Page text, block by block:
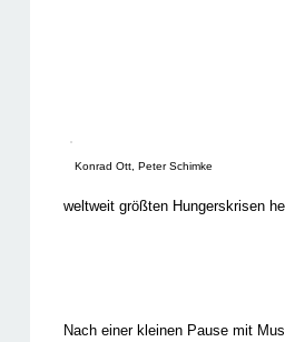
Konrad Ott, Peter Schimke
weltweit größten Hungerskrisen
Nach einer kleinen Pause mit